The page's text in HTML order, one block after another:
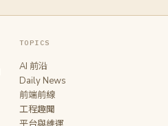
TOPICS
AI 前沿
Daily News
前端前線
工程趣聞